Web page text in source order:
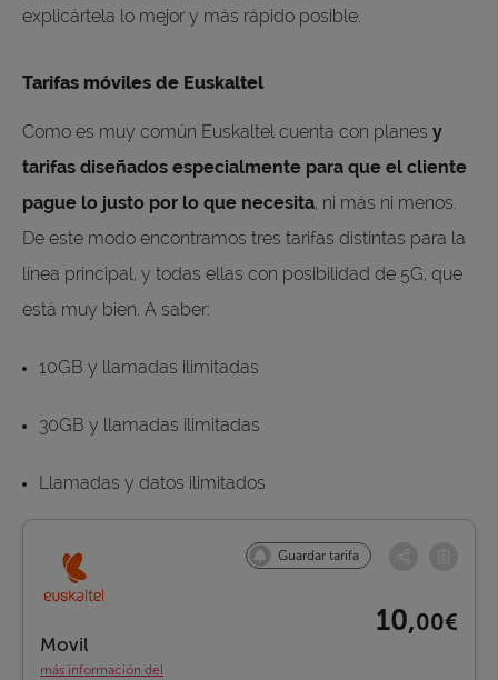
explicártela lo mejor y más rápido posible.
Tarifas móviles de Euskaltel
Como es muy común Euskaltel cuenta con planes y
tarifas diseñados especialmente para que el cliente
pague lo justo por lo que necesita, ni más ni menos.
De este modo encontramos tres tarifas distintas para la
línea principal, y todas ellas con posibilidad de 5G, que
está muy bien. A saber:
10GB y llamadas ilimitadas
30GB y llamadas ilimitadas
Llamadas y datos ilimitados
Guardar tarifa
Movil
más información del
10,00€